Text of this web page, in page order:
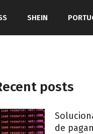
SHEIN
posts
de